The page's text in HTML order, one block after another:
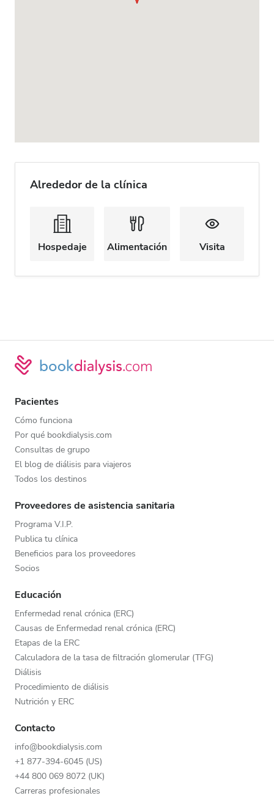
Alrededor de la clínica
Hospedaje Alimentación Visita
Pacientes
Cómo funciona
Por qué bookdialysis.com
Consultas de grupo
El blog de diálisis para viajeros
Todos los destinos
Proveedores de asistencia sanitaria
Programa V.I.P.
Publica tu clínica
Beneficios para los proveedores
Socios
Educación
Enfermedad renal crónica (ERC)
Causas de Enfermedad renal crónica (ERC)
Etapas de la ERC
Calculadora de la tasa de filtración glomerular (TFG)
Diálisis
Procedimiento de diálisis
Nutrición y ERC
Contacto
info@bookdialysis.com
+1 877-394-6045 (US)
+44 800 069 8072 (UK)
Carreras profesionales